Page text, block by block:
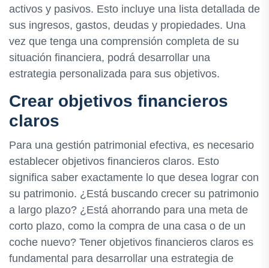
activos y pasivos. Esto incluye una lista detallada de
sus ingresos, gastos, deudas y propiedades. Una
vez que tenga una comprensión completa de su
situación financiera, podrá desarrollar una
estrategia personalizada para sus objetivos.
Crear objetivos financieros
claros
Para una gestión patrimonial efectiva, es necesario
establecer objetivos financieros claros. Esto
significa saber exactamente lo que desea lograr con
su patrimonio. ¿Está buscando crecer su patrimonio
a largo plazo? ¿Está ahorrando para una meta de
corto plazo, como la compra de una casa o de un
coche nuevo? Tener objetivos financieros claros es
fundamental para desarrollar una estrategia de